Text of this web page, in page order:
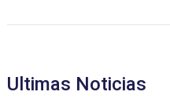
o
Ultimas Noticias